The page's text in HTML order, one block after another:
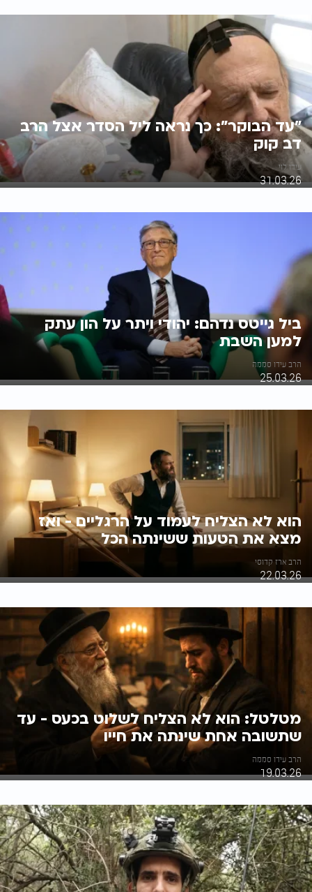
"עד הבוקר": כך נראה ליל הסדר אצל הרב
דב קוק
עידו לוי
31.03.26
ביל גייטס נדהם: יהודי ויתר על הון עתק
למען השבת
הרב עידו סממה
25.03.26
הוא לא הצליח לעמוד על הרגליים - ואז
מצא את הטעות ששינתה הכל
הרב ארז קדוסי
22.03.26
מטלטל: הוא לא הצליח לשלוט בכעס - עד
שתשובה אחת שינתה את חייו
הרב עידו סממה
19.03.26